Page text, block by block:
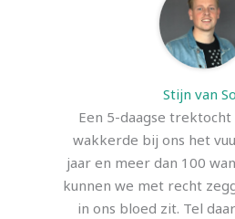
Stijn van
Een 5-daagse trektocht
wakkerde bij ons het
jaar en meer dan 100
kunnen we met recht
in ons bloed zit. Tel